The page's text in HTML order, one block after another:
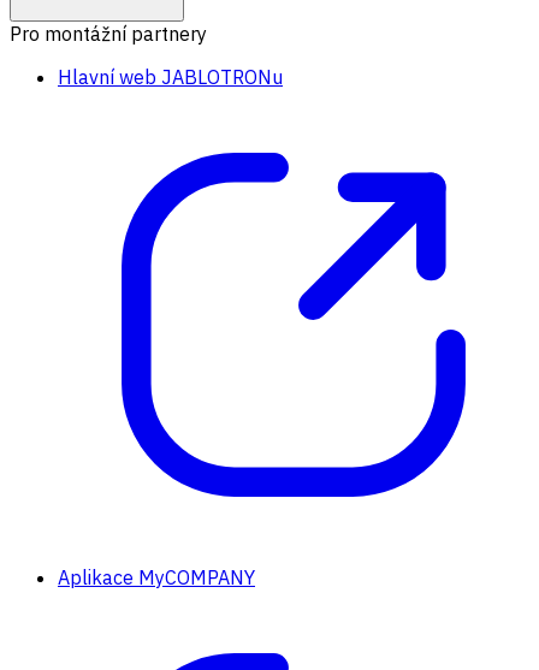
Pro montážní partnery
Hlavní web JABLOTRONu
Aplikace MyCOMPANY